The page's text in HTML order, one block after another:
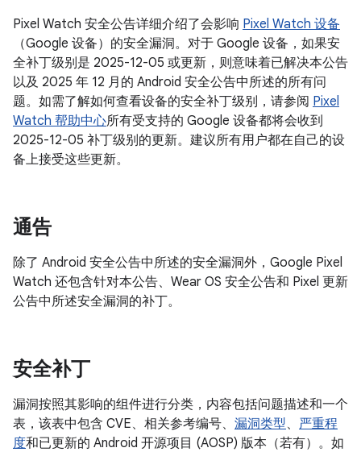
Pixel Watch 安全公告详细介绍了会影响 Pixel Watch 设备
（Google 设备）的安全漏洞。对于 Google 设备，如果安
全补丁级别是 2025-12-05 或更新，则意味着已解决本公告
以及 2025 年 12 月的 Android 安全公告中所述的所有问
题。如需了解如何查看设备的安全补丁级别，请参阅 Pixel
Watch 帮助中心所有受支持的 Google 设备都将会收到
2025-12-05 补丁级别的更新。建议所有用户都在自己的设
备上接受这些更新。
通告
除了 Android 安全公告中所述的安全漏洞外，Google Pixel
Watch 还包含针对本公告、Wear OS 安全公告和 Pixel 更新
公告中所述安全漏洞的补丁。
安全补丁
漏洞按照其影响的组件进行分类，内容包括问题描述和一个
表，该表中包含 CVE、相关参考编号、 漏洞类型、 严重程
度和已更新的 Android 开源项目 (AOSP) 版本（若有）。如